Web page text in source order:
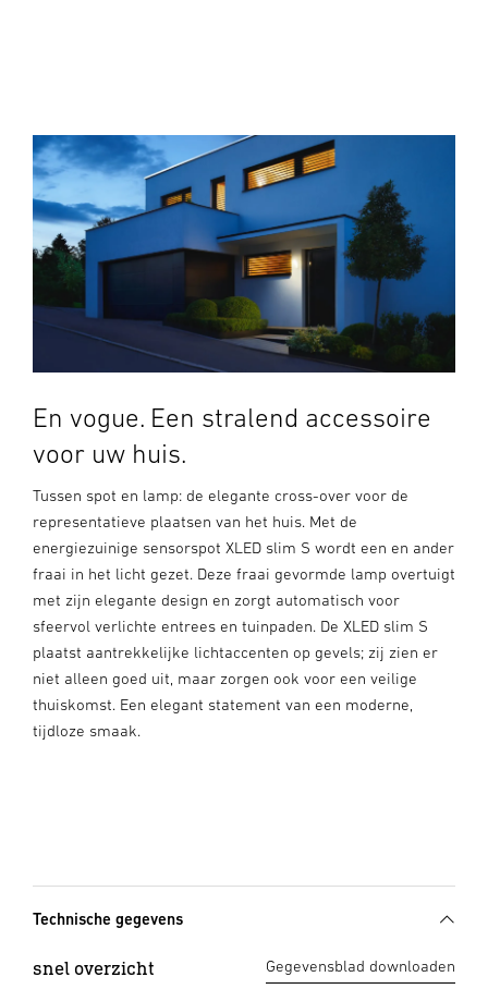
En vogue. Een stralend accessoire
voor uw huis.
Tussen spot en lamp: de elegante cross-over voor de
representatieve plaatsen van het huis. Met de
energiezuinige sensorspot XLED slim S wordt een en ander
fraai in het licht gezet. Deze fraai gevormde lamp overtuigt
met zijn elegante design en zorgt automatisch voor
sfeervol verlichte entrees en tuinpaden. De XLED slim S
plaatst aantrekkelijke lichtaccenten op gevels; zij zien er
niet alleen goed uit, maar zorgen ook voor een veilige
thuiskomst. Een elegant statement van een moderne,
tijdloze smaak.
Technische gegevens
snel overzicht Gegevensblad downloaden